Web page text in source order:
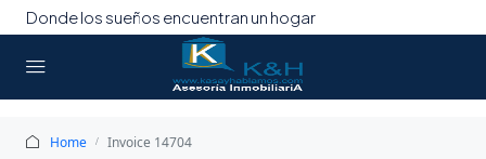
Donde los sueños encuentran un hogar
Home Invoice 14704